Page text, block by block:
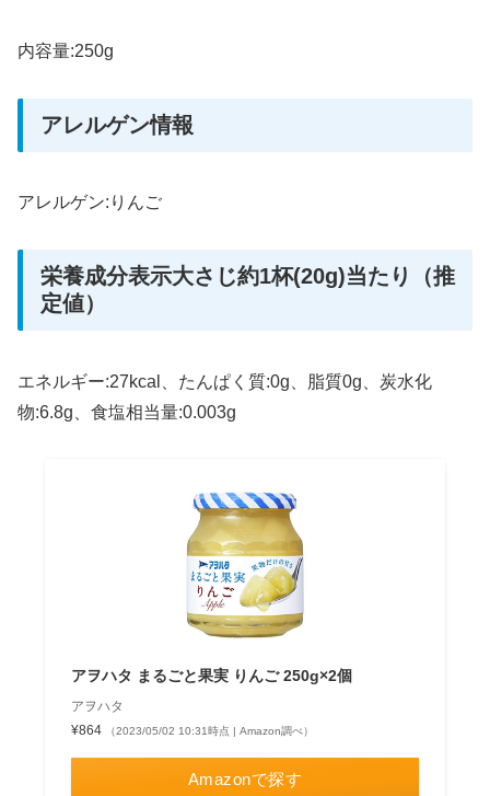
内容量:250g
アレルゲン情報
アレルゲン:りんご
栄養成分表示大さじ約1杯(20g)当たり（推
定値）
エネルギー:27kcal、たんぱく質:0g、脂質0g、炭水化
物:6.8g、食塩相当量:0.003g
アヲハタ まるごと果実 りんご 250g×2個
アヲハタ
¥864
（2023/05/02 10:31時点 | Amazon調べ）
Amazonで探す